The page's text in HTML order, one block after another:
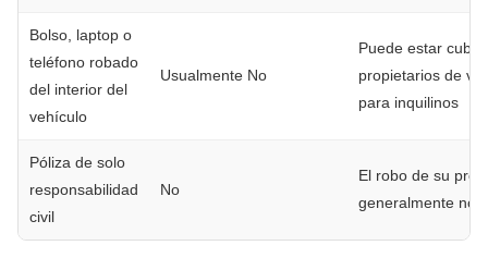
Bolso, laptop o
teléfono robado
del interior del
vehículo
Usualmente No
Puede estar
propietarios de
para inquilinos
Póliza de solo
responsabilidad
civil
No
El robo de su
generalmente no